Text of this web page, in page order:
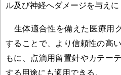
ル及び神経へダメージを与えに
生体適合性を備えた医療用
することで、より信頼性の高
もに、点滴用留置針やカテー
する用途にも適用できる。